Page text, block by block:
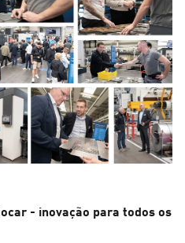
- inovação para todos os